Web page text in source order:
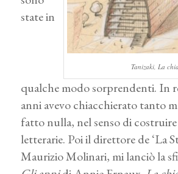
Tanizaki, La
state in
qualche modo sorprendenti. In
anni avevo chiacchierato tanto
fatto nulla, nel senso di
letterarie. Poi il direttore de ‘La
Maurizio Molinari, mi lanciò la